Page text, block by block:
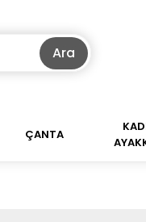
Ara
ÇANTA